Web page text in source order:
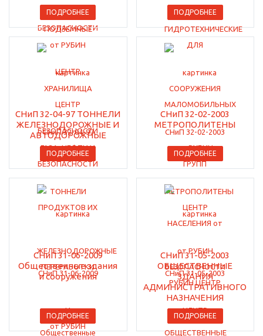
ПОДРОБНЕЕ ПОДРОБНЕЕ
СНиП 32-04-97 ТОННЕЛИ
ЖЕЛЕЗНОДОРОЖНЫЕ И
АВТОДОРОЖНЫЕ
ПОДРОБНЕЕ
СНиП 32-02-2003
МЕТРОПОЛИТЕНЫ
ПОДРОБНЕЕ
СНиП 31-06-2009
Общественные здания
и сооружения
ПОДРОБНЕЕ
СНиП 31-05-2003
ОБЩЕСТВЕННЫЕ
ЗДАНИЯ
АДМИНИСТРАТИВНОГО
НАЗНАЧЕНИЯ
ПОДРОБНЕЕ